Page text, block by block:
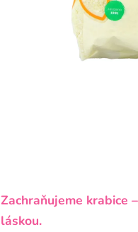
Zachraňujeme krabice
láskou.